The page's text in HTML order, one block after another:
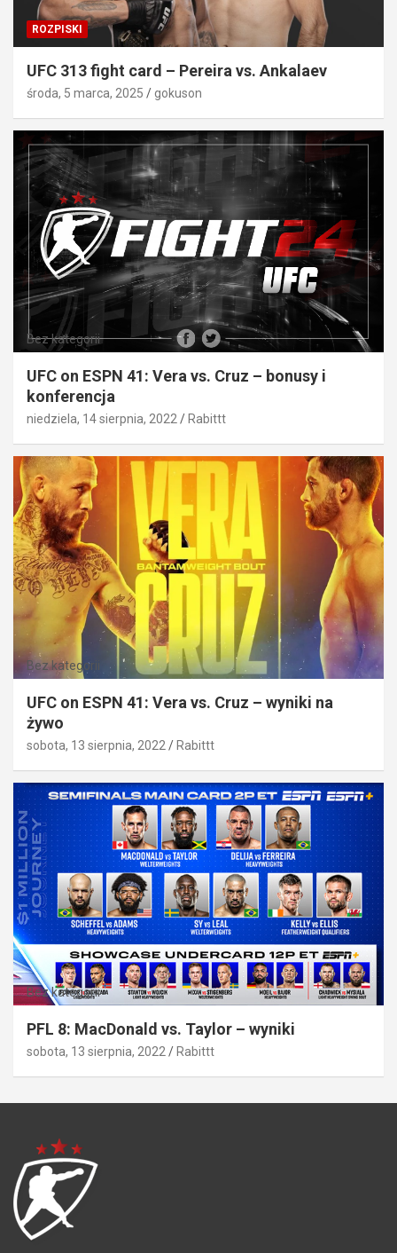
ROZPISKI
UFC 313 fight card – Pereira vs. Ankalaev
środa, 5 marca, 2025 gokuson
Bez kategorii
UFC on ESPN 41: Vera vs. Cruz – bonusy i
konferencja
niedziela, 14 sierpnia, 2022 Rabittt
Bez kategorii
UFC on ESPN 41: Vera vs. Cruz – wyniki na
żywo
sobota, 13 sierpnia, 2022 Rabittt
Bez kategorii
PFL 8: MacDonald vs. Taylor – wyniki
sobota, 13 sierpnia, 2022 Rabittt